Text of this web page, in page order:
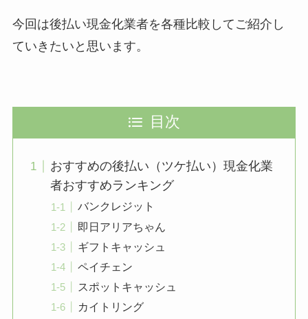
今回は後払い現金化業者を各種比較してご紹介し
ていきたいと思います。
目次
おすすめの後払い（ツケ払い）現金化業
者おすすめランキング
バンクレジット
即日アリアちゃん
ギフトキャッシュ
ペイチェン
スポットキャッシュ
カイトリング